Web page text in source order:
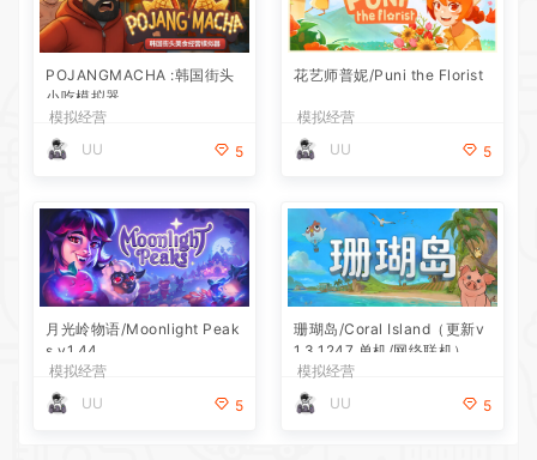
POJANGMACHA :韩国街头
小吃模拟器
模拟经营
UU
5
花艺师普妮/Puni the Florist
模拟经营
UU
5
月光岭物语/Moonlight Peak
s v1.44
模拟经营
UU
5
珊瑚岛/Coral Island（更新v
1.3.1247 单机/网络联机）
模拟经营
UU
5